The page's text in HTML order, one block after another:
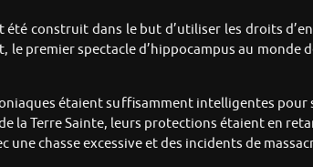
construit dans le but d’utiliser les droits
le premier spectacle d’hippocampus au
étaient suffisamment intelligentes
la Terre Sainte, leurs protections étaient en
chasse excessive et des incidents de